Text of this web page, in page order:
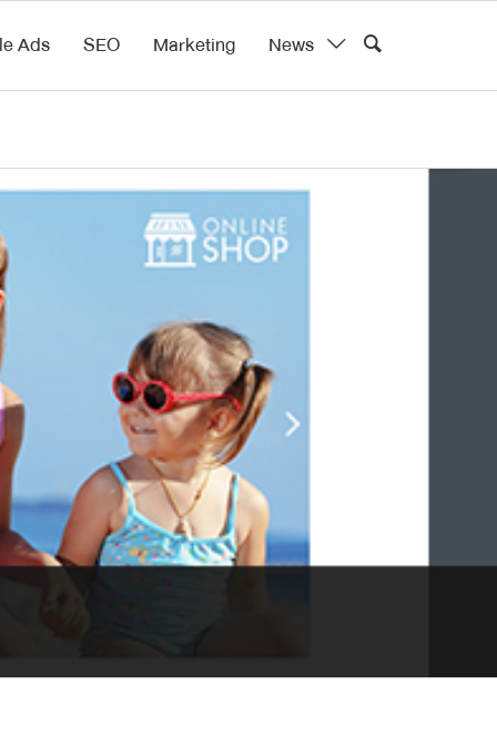
Ads SEO Marketing News